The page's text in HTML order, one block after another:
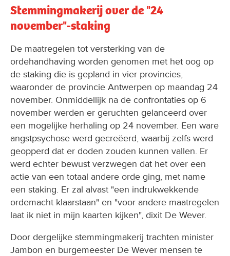
Stemmingmakerij over de "24
november"-staking
De maatregelen tot versterking van de
ordehandhaving worden genomen met het oog op
de staking die is gepland in vier provincies,
waaronder de provincie Antwerpen op maandag 24
november. Onmiddellijk na de confrontaties op 6
november werden er geruchten gelanceerd over
een mogelijke herhaling op 24 november. Een ware
angstpsychose werd gecreëerd, waarbij zelfs werd
geopperd dat er doden zouden kunnen vallen. Er
werd echter bewust verzwegen dat het over een
actie van een totaal andere orde ging, met name
een staking. Er zal alvast "een indrukwekkende
ordemacht klaarstaan" en "voor andere maatregelen
laat ik niet in mijn kaarten kijken", dixit De Wever.
Door dergelijke stemmingmakerij trachten minister
Jambon en burgemeester De Wever mensen te